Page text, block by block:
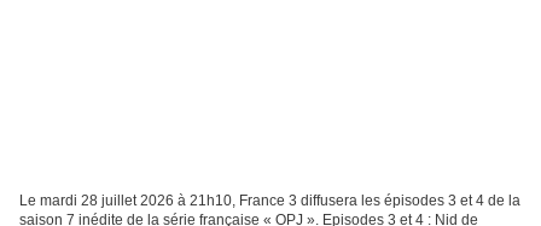
Le mardi 28 juillet 2026 à 21h10, France 3 diffusera les épisodes 3 et 4 de la
saison 7 inédite de la série française « OPJ ». Episodes 3 et 4 : Nid de